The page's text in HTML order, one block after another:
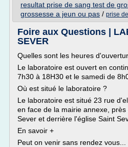
resultat prise de sang test de
grossesse a jeun ou pas / prise
Foire aux Questions |
SEVER
Quelles sont les heures
Le laboratoire est ouvert en
7h30 à 18H30 et le samedi de
Où est situé le laboratoire ?
Le laboratoire est situé 23 rue
en face de la mairie annexe,
Sever et derrière l'église Saint
En savoir +
Peut on venir sans rendez vous...